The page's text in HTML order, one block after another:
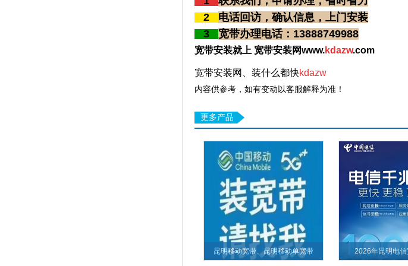
2
电话回访，确认信息，上门安装
3
宽带办理电话：13888749988
宽带安装就上 宽带安装网www.kdazw.com
宽带安装网、装什么都快kdazw
内容供参考，如有变动以客服解释为准！
更多产品
昆明移动宽带、昆明移动单宽带 2026年昆明电